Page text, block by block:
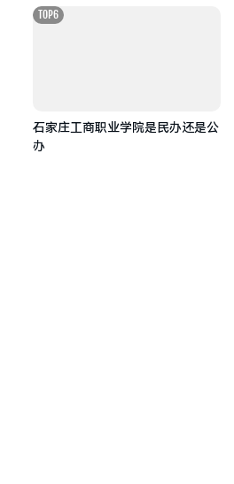
石家庄工商职业学院是民办还是公
办
TOP6